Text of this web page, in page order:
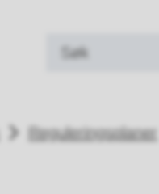
Reguleringsplaner